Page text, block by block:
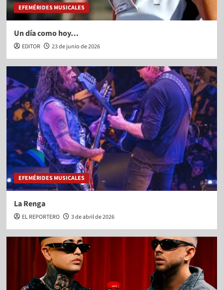
EFEMÉRIDES MUSICALES
Un día como hoy…
EDITOR 23 de junio de 2026
EFEMÉRIDES MUSICALES
La Renga
EL REPORTERO 3 de abril de 2026